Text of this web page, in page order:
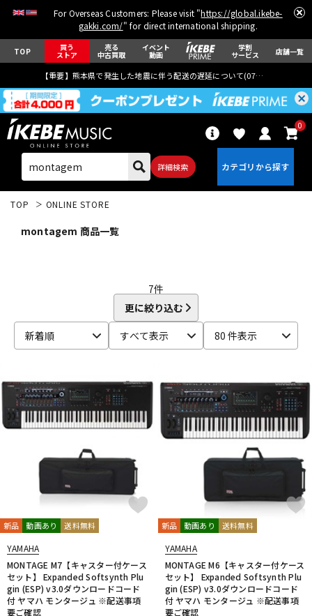
For Overseas Customers: Please visit "https://global.ikebe-
gakki.com/" for direct international shipping.
TOP 買う
ストア
売る
中古買取
イベント
動画
学割
サービス 店舗一覧
【重要】熊本県で発生した地震に伴う配送の遅延について(07月29日
詳細検索
0
ウクレレ
ドラム パーカッション
電子ピアノ
管楽器
アンプ エフェクター
DJ機器 DTM
TOP ONLINE STORE
montagem 商品一覧
7件
更に絞り込む
新着順
すべて表示 80 件表示
新品 動画あり 送料無料
YAMAHA
MONTAGE M7【キャスター付ケース
セット】 Expanded Softsynth Plu
gin (ESP) v3.0ダウンロードコード
付 ヤマハ モンタージュ ※配送事項
要ご確認
新品 動画あり 送料無料
YAMAHA
MONTAGE M6【キャスター付ケース
セット】 Expanded Softsynth Plu
gin (ESP) v3.0ダウンロードコード
付 ヤマハ モンタージュ ※配送事項
要ご確認